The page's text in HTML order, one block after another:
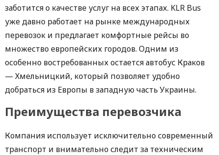
заботится о качестве услуг на всех этапах. KLR Bus
уже давно работает на рынке международных
перевозок и предлагает комфортные рейсы во
множество европейских городов. Одним из
особенно востребованных остается автобус Краков
— Хмельницкий, который позволяет удобно
добраться из Европы в западную часть Украины.
Преимущества перевозчика
Компания использует исключительно современный
транспорт и внимательно следит за техническим